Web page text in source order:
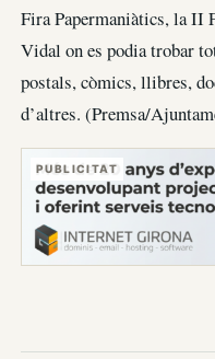
Fira Papermaniàtics, la II
Vidal on es podia trobar
postals, còmics, llibres,
d’altres. (Premsa/
PUBLICITAT